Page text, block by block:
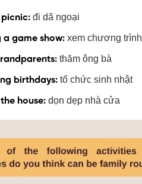
picnic: đi dã ngoại
game show: xem chương
thăm ông bà
birthdays: tổ chức sinh nhật
house: dọn dẹp nhà cửa